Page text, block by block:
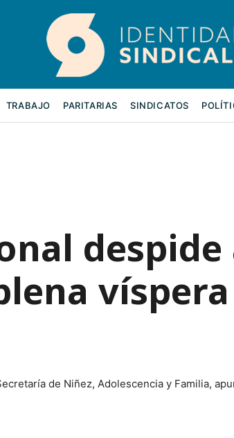
TRABAJO PARITARIAS SINDICATOS
despide
de Niñez, Adolescencia y Familia,